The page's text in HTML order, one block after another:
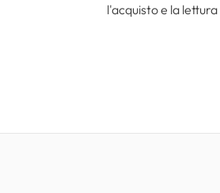
l'acquisto e la